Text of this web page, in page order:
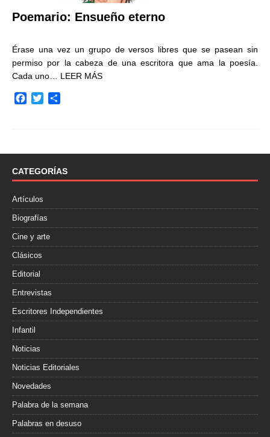
Poemario: Ensueño eterno
Érase una vez un grupo de versos libres que se pasean sin
permiso por la cabeza de una escritora que ama la poesía.
Cada uno… LEER MÁS
o
k
r
t
i
CATEGORÍAS
Artículos
Biografías
Cine y arte
Clásicos
Editorial
Entrevistas
Escritores Independientes
Infantil
Noticias
Noticias Editoriales
Novedades
Palabra de la semana
Palabras en desuso